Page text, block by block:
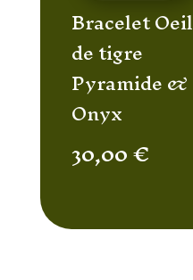
Bracelet Oeil
de tigre
Pyramide &
Onyx
30,00€